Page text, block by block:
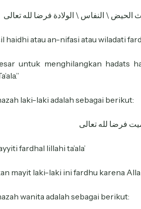
الحيض \ النفاس \ الولادة فرضا لله تعالى
haidhi atau an-nifasi atau wiladati
untuk menghilangkan hadats
laki-laki adalah sebagai berikut:
فرضا لله تعالى
fardhal lillahi ta’ala’
mayit laki-laki ini fardhu karena Allah
wanita adalah sebagai berikut: